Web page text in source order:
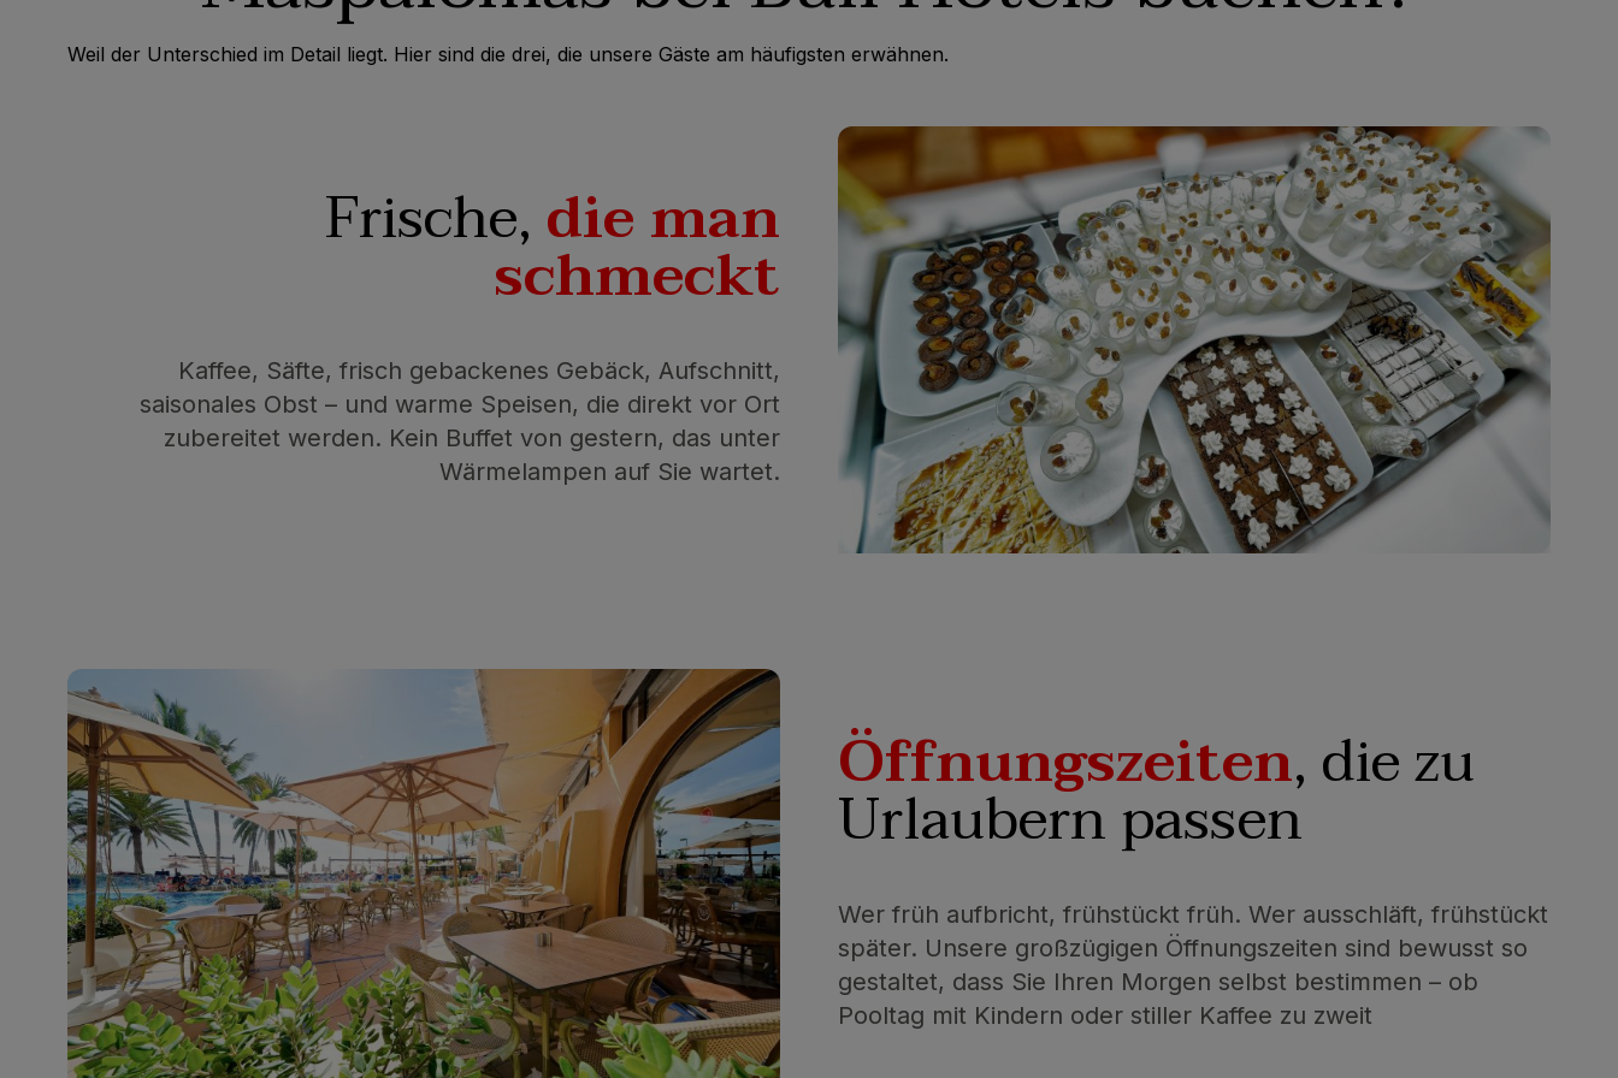
Weil der Unterschied im Detail liegt. Hier sind die drei, die unsere Gäste am häufigsten erwähnen.
Frische,die man
schmeckt
Kaffee, Säfte, frisch gebackenes Gebäck, Aufschnitt,
saisonales Obst – und warme Speisen, die direkt vor Ort
zubereitet werden. Kein Buffet von gestern, das unter
Wärmelampen auf Sie wartet.
Öffnungszeiten, die zu
Urlaubern passen
Wer früh aufbricht, frühstückt früh. Wer ausschläft, frühstückt
später. Unsere großzügigen Öffnungszeiten sind bewusst so
gestaltet, dass Sie Ihren Morgen selbst bestimmen – ob
Pooltag mit Kindern oder stiller Kaffee zu zweit